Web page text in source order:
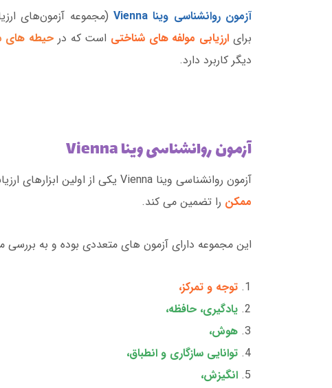
آزمون روانشناسی وینا Vienna
(مجموعه آزمون‌های
برای ارزیابی مولفه ­های شناختی است که در حیطه ­های
دیگر کاربرد دارد.
آزمون روانشناسی وینا Vienna
آزمون روانشناسی وینا Vienna یکی از اولین ابزارهای ارزیابی روانشناختی است که
ممکن را تضمین می­ کند.
این مجموعه دارای آزمون ­های متعددی بوده و به بررسی
توجه و تمرکز،
یادگیری، حافظه،
هوش،
توانایی سازگاری و انطباق،
انگیزش،